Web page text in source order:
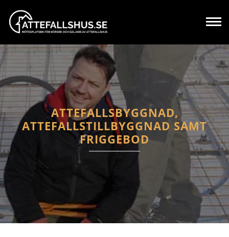
ATTEFALLSBYGGNAD,
ATTEFALLSTILLBYGGNAD SAMT
FRIGGEBOD